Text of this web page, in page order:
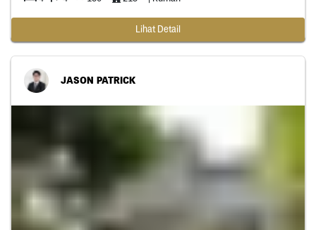
Lihat Detail
JASON PATRICK